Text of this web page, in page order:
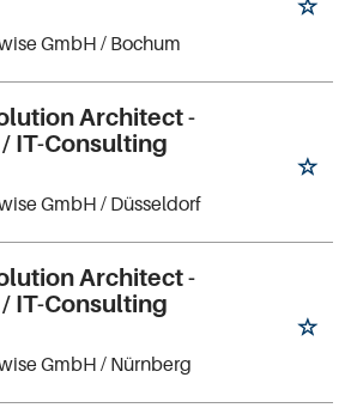
GmbH/ Bochum
Architect -
IT-Consulting
GmbH/ Düsseldorf
Architect -
IT-Consulting
GmbH/ Nürnberg